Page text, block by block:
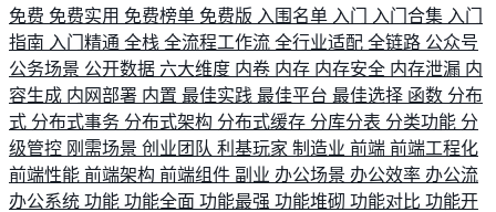
免费 免费实用 免费榜单 免费版 入围名单 入门 入门合集 入门
指南 入门精通 全栈 全流程工作流 全行业适配 全链路 公众号
公务场景 公开数据 六大维度 内卷 内存 内存安全 内存泄漏 内
容生成 内网部署 内置 最佳实践 最佳平台 最佳选择 函数 分布
式 分布式事务 分布式架构 分布式缓存 分库分表 分类功能 分
级管控 刚需场景 创业团队 利基玩家 制造业 前端 前端工程化
前端性能 前端架构 前端组件 副业 办公场景 办公效率 办公流
办公系统 功能 功能全面 功能最强 功能堆砌 功能对比 功能开